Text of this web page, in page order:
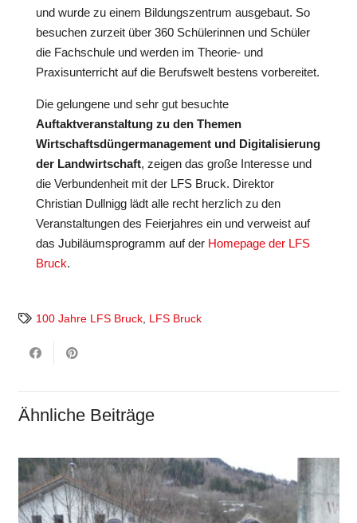
und wurde zu einem Bildungszentrum ausgebaut. So
besuchen zurzeit über 360 Schülerinnen und Schüler
die Fachschule und werden im Theorie- und
Praxisunterricht auf die Berufswelt bestens vorbereitet.
Die gelungene und sehr gut besuchte
Auftaktveranstaltung zu den Themen
Wirtschaftsdüngermanagement und Digitalisierung
der Landwirtschaft, zeigen das große Interesse und
die Verbundenheit mit der LFS Bruck. Direktor
Christian Dullnigg lädt alle recht herzlich zu den
Veranstaltungen des Feierjahres ein und verweist auf
das Jubiläumsprogramm auf der Homepage der LFS
Bruck.
100 Jahre LFS Bruck, LFS Bruck
Ähnliche Beiträge